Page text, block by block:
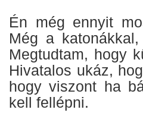
Én még ennyit
Még a
Megtudtam, hogy
Hivatalos ukáz,
hogy viszont ha
kell fellépni.